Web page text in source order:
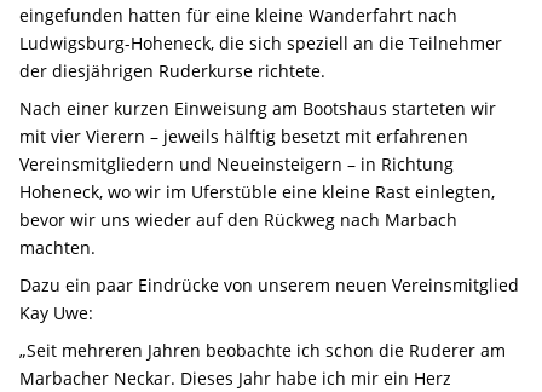
eingefunden hatten für eine kleine Wanderfahrt nach
Ludwigsburg-Hoheneck, die sich speziell an die Teilnehmer
der diesjährigen Ruderkurse richtete.
Nach einer kurzen Einweisung am Bootshaus starteten wir
mit vier Vierern – jeweils hälftig besetzt mit erfahrenen
Vereinsmitgliedern und Neueinsteigern – in Richtung
Hoheneck, wo wir im Uferstüble eine kleine Rast einlegten,
bevor wir uns wieder auf den Rückweg nach Marbach
machten.
Dazu ein paar Eindrücke von unserem neuen Vereinsmitglied
Kay Uwe:
„Seit mehreren Jahren beobachte ich schon die Ruderer am
Marbacher Neckar. Dieses Jahr habe ich mir ein Herz